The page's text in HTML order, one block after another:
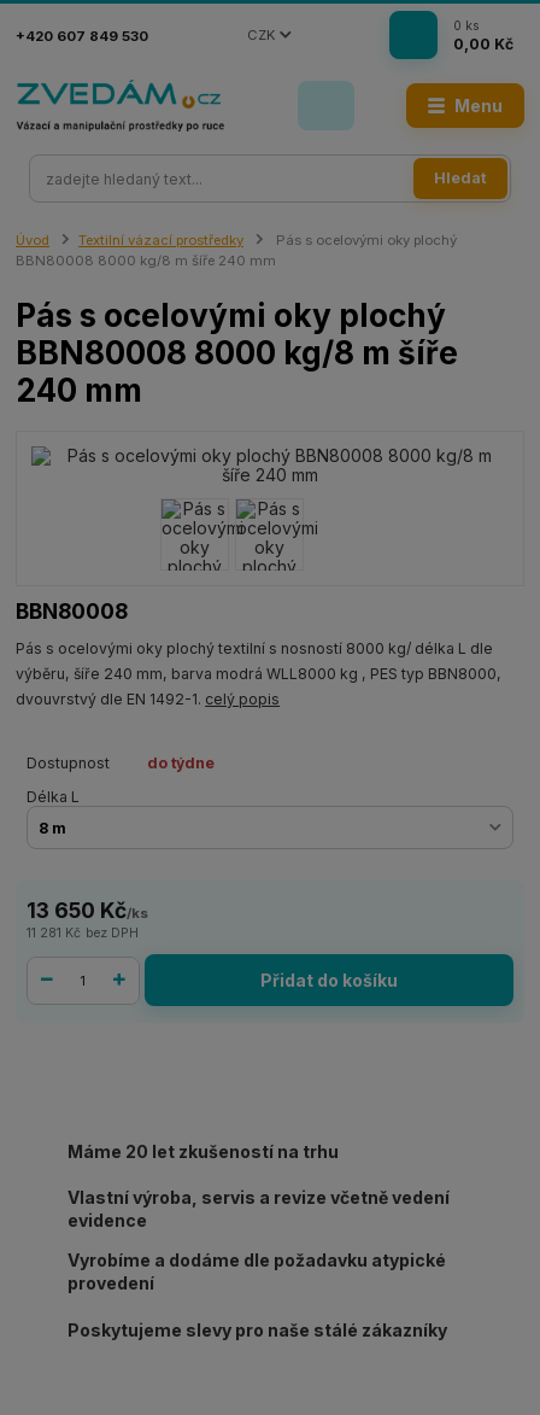
Menu
CZK
Hledat
+420 607 849 530
0 ks
0,00 Kč
Úvod Textilní vázací prostředky
Pás s ocelovými oky plochý
BBN80008 8000 kg/8 m šíře 240 mm
Pás s ocelovými oky plochý
BBN80008 8000 kg/8 m šíře
240 mm
BBN80008
Pás s ocelovými oky plochý textilní s nosností 8000 kg/ délka L dle
výběru, šíře 240 mm, barva modrá WLL8000 kg , PES typ BBN8000,
dvouvrstvý dle EN 1492-1. celý popis
Dostupnost
do týdne
Délka L
13 650 Kč/ks
11 281 Kč bez DPH
Přidat do košíku
Máme 20 let zkušeností na trhu
Vlastní výroba, servis a revize včetně vedení
evidence
Vyrobíme a dodáme dle požadavku atypické
provedení
Poskytujeme slevy pro naše stálé zákazníky